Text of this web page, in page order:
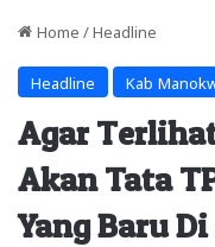
Home / Headline
Headline Kab
Agar
Akan Tata
Yang Baru